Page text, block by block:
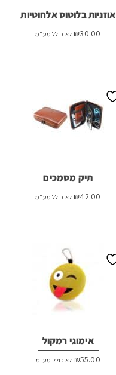
אוזניות בלוטוס אלחוטיות
₪30.00 לא כולל מע"מ
תיק מסמכים
₪42.00 לא כולל מע"מ
אימוגי רמקול
₪55.00 לא כולל מע"מ